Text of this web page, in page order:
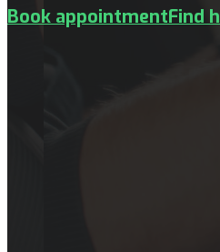
Book appointmentFind